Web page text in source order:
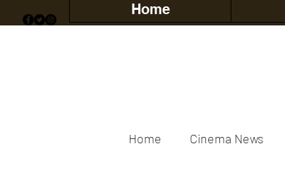
Home
Home Cinema News